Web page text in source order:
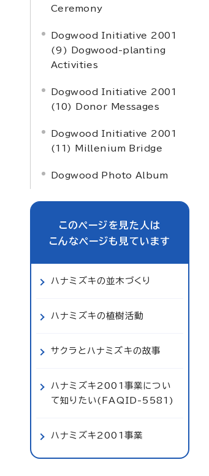
Ceremony
Dogwood Initiative 2001
(9) Dogwood-planting
Activities
Dogwood Initiative 2001
(10) Donor Messages
Dogwood Initiative 2001
(11) Millenium Bridge
Dogwood Photo Album
このページを見た人は
こんなページも見ています
ハナミズキの並木づくり
ハナミズキの植樹活動
サクラとハナミズキの故事
ハナミズキ2001事業につい
て知りたい(FAQID-5581)
ハナミズキ2001事業